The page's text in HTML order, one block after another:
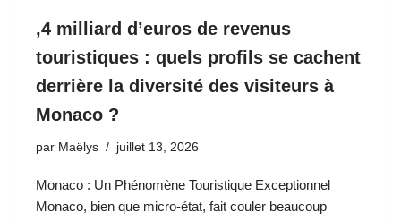
,4 milliard d’euros de revenus
touristiques : quels profils se cachent
derrière la diversité des visiteurs à
Monaco ?
par Maëlys juillet 13, 2026
Monaco : Un Phénomène Touristique Exceptionnel
Monaco, bien que micro-état, fait couler beaucoup